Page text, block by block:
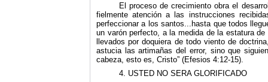
El proceso de crecimiento obra el
fielmente atención a las instrucciones
perfeccionar a los santos...hasta que todos
un varón perfecto, a la medida de la estatura
llevados por doquiera de todo viento de
astucia las artimañas del error, sino que
cabeza, esto es, Cristo” (Efesios 4:12-15).
4. USTED NO SERA GLORIFICADO